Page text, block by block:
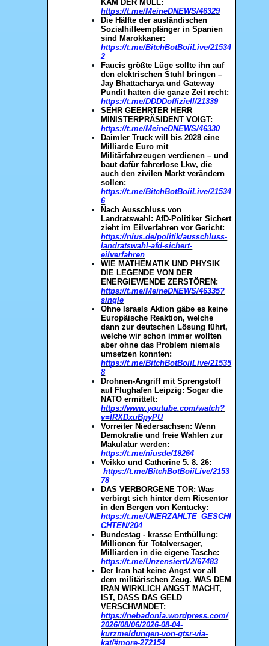
KAM DER MÜLL:
https://t.me/MeineDNEWS/46329
Die Hälfte der ausländischen
Sozialhilfeempfänger in Spanien
sind Marokkaner:
https://t.me/BitchBotBoiiLive/21534
2
Faucis größte Lüge sollte ihn auf
den elektrischen Stuhl bringen –
Jay Bhattacharya und Gateway
Pundit hatten die ganze Zeit recht:
https://t.me/DDDDoffiziell/21339
SEHR GEEHRTER HERR
MINISTERPRÄSIDENT VOIGT:
https://t.me/MeineDNEWS/46330
Daimler Truck will bis 2028 eine
Milliarde Euro mit
Militärfahrzeugen verdienen – und
baut dafür fahrerlose Lkw, die
auch den zivilen Markt verändern
sollen:
https://t.me/BitchBotBoiiLive/21534
6
Nach Ausschluss von
Landratswahl: AfD-Politiker Sichert
zieht im Eilverfahren vor Gericht:
https://nius.de/politik/ausschluss-
landratswahl-afd-sichert-
eilverfahren
WIE MATHEMATIK UND PHYSIK
DIE LEGENDE VON DER
ENERGIEWENDE ZERSTÖREN:
https://t.me/MeineDNEWS/46335?
single
Ohne Israels Aktion gäbe es keine
Europäische Reaktion, welche
dann zur deutschen Lösung führt,
welche wir schon immer wollten
aber ohne das Problem niemals
umsetzen konnten:
https://t.me/BitchBotBoiiLive/21535
8
Drohnen-Angriff mit Sprengstoff
auf Flughafen Leipzig: Sogar die
NATO ermittelt:
https://www.youtube.com/watch?
v=IRXDxuBpyPU
Vorreiter Niedersachsen: Wenn
Demokratie und freie Wahlen zur
Makulatur werden:
https://t.me/niusde/19264
Veikko und Catherine 5. 8. 26:
https://t.me/BitchBotBoiiLive/2153
78
DAS VERBORGENE TOR: Was
verbirgt sich hinter dem Riesentor
in den Bergen von Kentucky:
https://t.me/UNERZAHLTE_GESCHI
CHTEN/204
Bundestag - krasse Enthüllung:
Millionen für Totalversager,
Milliarden in die eigene Tasche:
https://t.me/UnzensiertV2/67483
Der Iran hat keine Angst vor all
dem militärischen Zeug. WAS DEM
IRAN WIRKLICH ANGST MACHT,
IST, DASS DAS GELD
VERSCHWINDET:
https://nebadonia.wordpress.com/
2026/08/06/2026-08-04-
kurzmeldungen-von-qtsr-via-
kat/#more-272154